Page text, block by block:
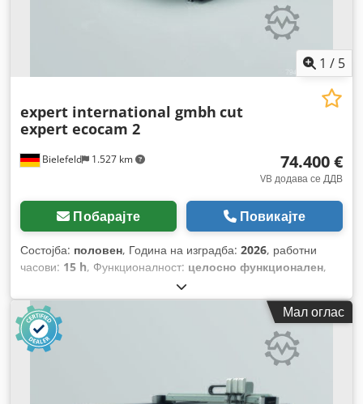
1 / 5
Bielefeld 1.527 km
expert international gmbh cut
expert ecocam 2
74.400 €
VB додава се ДДВ
Побарајте Повикајте
Состојба: половен, Година на изградба: 2026, работни
часови: 15 h, Функционалност: целосно функционален,
204065
вкупна висина:3.300 мм,
Мал оглас